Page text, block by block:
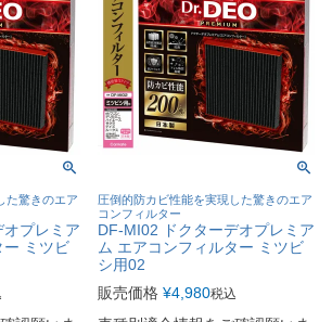
た驚きのエア
プレミア
ー ミツビ
圧倒的防カビ性能を実現した驚きのエア
コンフィルター
DF-MI02 ドクターデオプレミア
ム エアコンフィルター ミツビ
シ用02
販売価格 ¥4,980税込